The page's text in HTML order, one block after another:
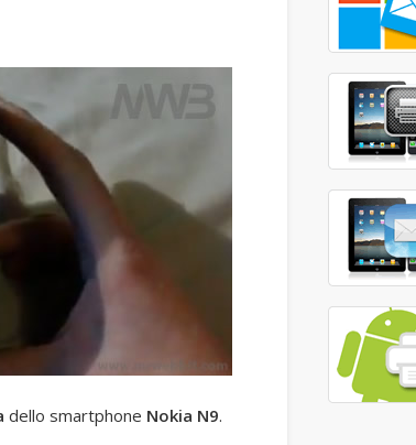
dello smartphone Nokia N9.